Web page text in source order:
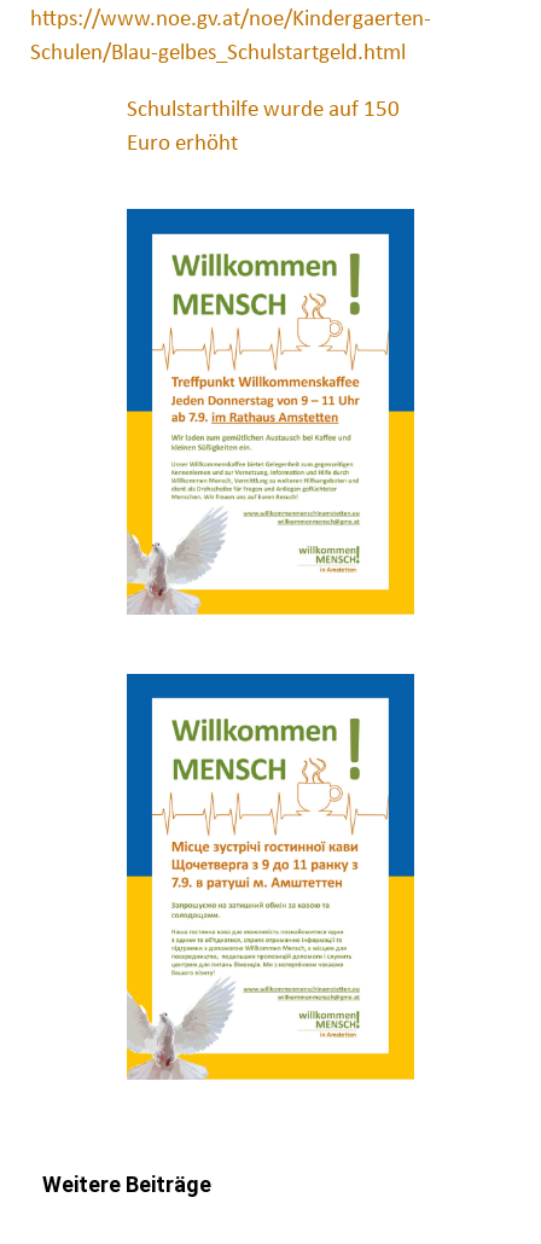
https://www.noe.gv.at/noe/Kindergaerten-
Schulen/Blau-gelbes_Schulstartgeld.html
Schulstarthilfe wurde auf 150
Euro erhöht
Weitere Beiträge